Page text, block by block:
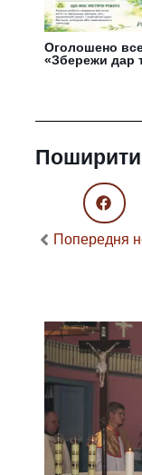
Оголошено
«Збережи дар
Попередня